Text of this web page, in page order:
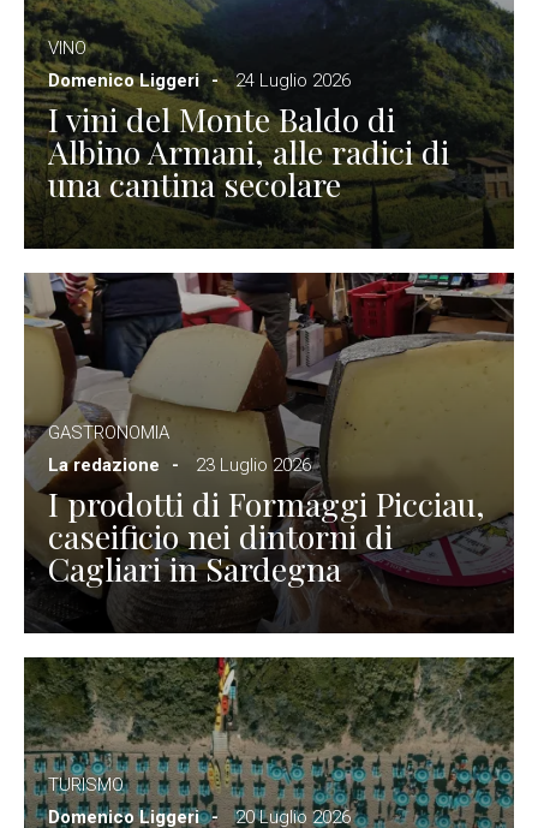
VINO
Domenico Liggeri
24 Luglio 2026
I vini del Monte Baldo di
Albino Armani, alle radici di
una cantina secolare
GASTRONOMIA
La redazione
23 Luglio 2026
I prodotti di Formaggi Picciau,
caseificio nei dintorni di
Cagliari in Sardegna
TURISMO
Domenico Liggeri
20 Luglio 2026